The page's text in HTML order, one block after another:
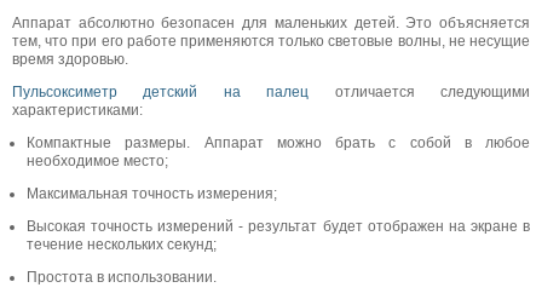
Аппарат абсолютно безопасен для маленьких детей. Это объясняется
тем, что при его работе применяются только световые волны, не несущие
время здоровью.
Пульсоксиметр детский на палец отличается следующими
характеристиками:
Компактные размеры. Аппарат можно брать с собой в любое
необходимое место;
Максимальная точность измерения;
Высокая точность измерений - результат будет отображен на экране в
течение нескольких секунд;
Простота в использовании.